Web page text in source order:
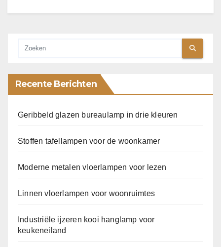
Recente Berichten
Geribbeld glazen bureaulamp in drie kleuren
Stoffen tafellampen voor de woonkamer
Moderne metalen vloerlampen voor lezen
Linnen vloerlampen voor woonruimtes
Industriële ijzeren kooi hanglamp voor
keukeneiland